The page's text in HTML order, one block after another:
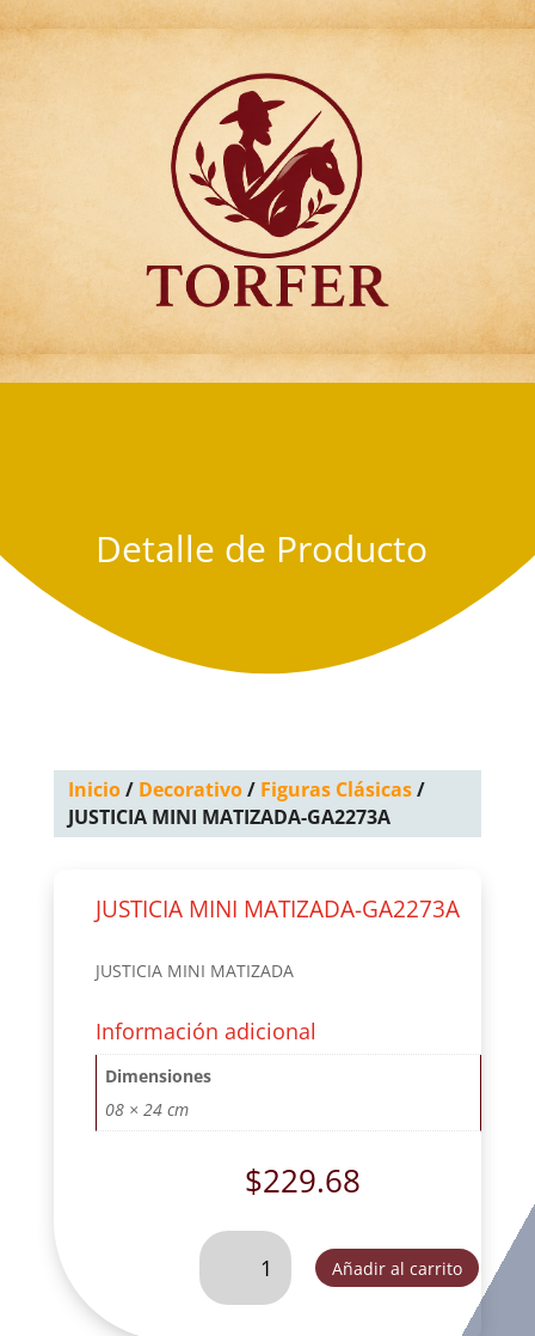
Articulos para
Regalo Torfer.
Detalle de Producto
Inicio/ Decorativo/ Figuras Clásicas/
JUSTICIA MINI MATIZADA-GA2273A
JUSTICIA MINI MATIZADA-GA2273A
JUSTICIA MINI MATIZADA
Información adicional
Dimensiones
08 × 24 cm
$229.68
JUSTICIA
MATIZADA-
Añadir al carrito